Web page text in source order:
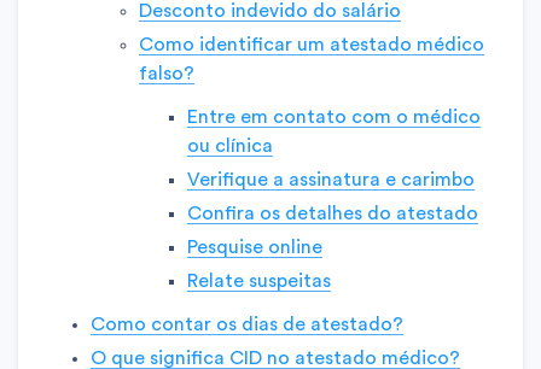
Desconto indevido do salário
Como identificar um atestado médico
falso?
Entre em contato com o médico
ou clínica
Verifique a assinatura e carimbo
Confira os detalhes do atestado
Pesquise online
Relate suspeitas
Como contar os dias de atestado?
O que significa CID no atestado médico?